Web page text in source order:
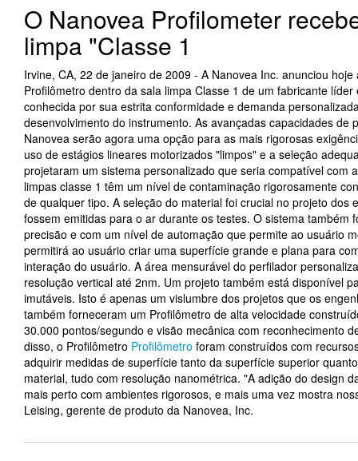
O Nanovea Profilometer
limpa "Classe 1
Irvine, CA, 22 de janeiro de 2009 - A Nanovea Inc. anunciou
Profilômetro dentro da sala limpa Classe 1 de um fabricante
conhecida por sua estrita conformidade e demanda
desenvolvimento do instrumento. As avançadas capacidades de
Nanovea serão agora uma opção para as mais rigorosas
uso de estágios lineares motorizados "limpos" e a seleção
projetaram um sistema personalizado que seria compatível com
limpas classe 1 têm um nível de contaminação rigorosamente
de qualquer tipo. A seleção do material foi crucial no projeto dos
fossem emitidas para o ar durante os testes. O sistema também
precisão e com um nível de automação que permite ao usuário
permitirá ao usuário criar uma superfície grande e plana para
interação do usuário. A área mensurável do perfilador
resolução vertical até 2nm. Um projeto também está disponível
imutáveis. Isto é apenas um vislumbre dos projetos que os
também forneceram um Profilômetro de alta velocidade
30.000 pontos/segundo e visão mecânica com reconhecimento
disso, o Profilômetro Profilômetro foram construídos com
adquirir medidas de superfície tanto da superfície superior
material, tudo com resolução nanométrica. "A adição do design
mais perto com ambientes rigorosos, e mais uma vez mostra
Leising, gerente de produto da Nanovea, Inc.